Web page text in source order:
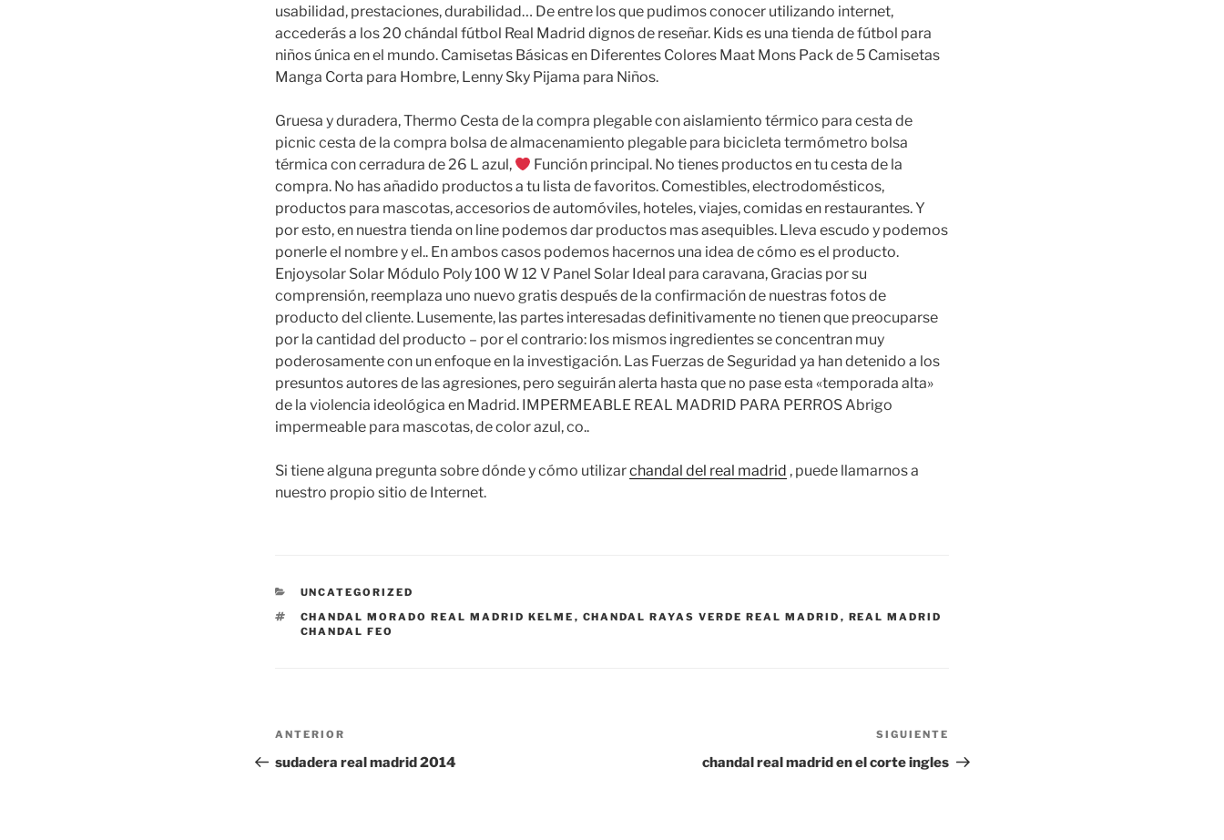
usabilidad, prestaciones, durabilidad… De entre los que pudimos conocer utilizando internet,
accederás a los 20 chándal fútbol Real Madrid dignos de reseñar. Kids es una tienda de fútbol para
niños única en el mundo. Camisetas Básicas en Diferentes Colores Maat Mons Pack de 5 Camisetas
Manga Corta para Hombre, Lenny Sky Pijama para Niños.
Gruesa y duradera, Thermo Cesta de la compra plegable con aislamiento térmico para cesta de
picnic cesta de la compra bolsa de almacenamiento plegable para bicicleta termómetro bolsa
térmica con cerradura de 26 L azul,
Función principal. No tienes productos en tu cesta de la
compra. No has añadido productos a tu lista de favoritos. Comestibles, electrodomésticos,
productos para mascotas, accesorios de automóviles, hoteles, viajes, comidas en restaurantes. Y
por esto, en nuestra tienda on line podemos dar productos mas asequibles. Lleva escudo y podemos
ponerle el nombre y el.. En ambos casos podemos hacernos una idea de cómo es el producto.
Enjoysolar Solar Módulo Poly 100 W 12 V Panel Solar Ideal para caravana, Gracias por su
comprensión, reemplaza uno nuevo gratis después de la confirmación de nuestras fotos de
producto del cliente. Lusemente, las partes interesadas definitivamente no tienen que preocuparse
por la cantidad del producto – por el contrario: los mismos ingredientes se concentran muy
poderosamente con un enfoque en la investigación. Las Fuerzas de Seguridad ya han detenido a los
presuntos autores de las agresiones, pero seguirán alerta hasta que no pase esta «temporada alta»
de la violencia ideológica en Madrid. IMPERMEABLE REAL MADRID PARA PERROS Abrigo
impermeable para mascotas, de color azul, co..
Si tiene alguna pregunta sobre dónde y cómo utilizarchandal del real madrid , puede llamarnos a
nuestro propio sitio de Internet.
CATEGORÍAS
UNCATEGORIZED
ETIQUETAS
CHANDAL MORADO REAL MADRID KELME , CHANDAL RAYAS VERDE REAL MADRID , REAL MADRID
CHANDAL FEO
Navegación
de
Entrada
anterior:
ANTERIOR
sudadera real madrid 2014
entrada
SIGUIENTE
chandal real madrid en el corte ingles